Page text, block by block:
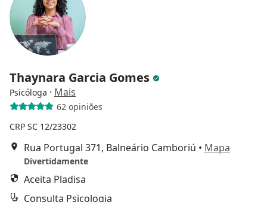
Thaynara Garcia Gomes
Psicóloga · Mais
62 opiniões
CRP SC 12/23302
Rua Portugal 371, Balneário Camboriú • Mapa
Divertidamente
Aceita Pladisa
Consulta Psicologia